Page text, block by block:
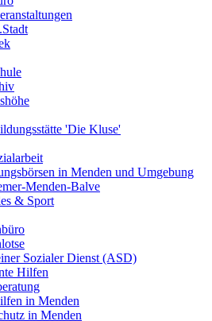
'Die Kluse'
in Menden und Umgebung
Menden-Balve
& Sport
Sozialer Dienst (ASD)
Hilfen
in Menden
in Menden